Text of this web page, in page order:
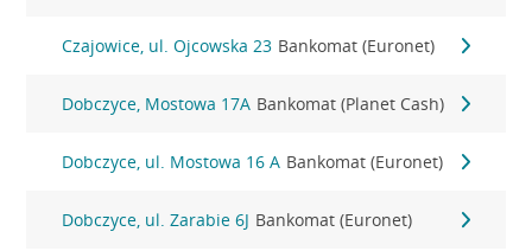
Czajowice, ul. Ojcowska 23 Bankomat (Euronet)
Dobczyce, Mostowa 17A Bankomat (Planet Cash)
Dobczyce, ul. Mostowa 16 A Bankomat (Euronet)
Dobczyce, ul. Zarabie 6J Bankomat (Euronet)